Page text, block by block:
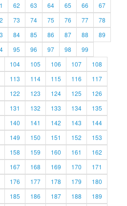
62 63 64 65 66
67
73 74 75 76 77
78
84 85 86 87 88
89
95 96 97 98
99
104 105 106 107
108
113 114 115 116
117
122 123 124 125
126
131 132 133 134
135
140 141 142 143
144
149 150 151 152
153
158 159 160 161
162
167 168 169 170
171
176 177 178 179
180
185 186 187 188
189